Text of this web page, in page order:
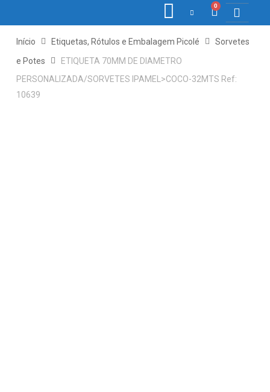
0
Início Etiquetas, Rótulos e Embalagem Picolé
Sorvetes
e Potes
ETIQUETA 70MM DE DIAMETRO
PERSONALIZADA/SORVETES IPAMEL>COCO-32MTS Ref:
10639